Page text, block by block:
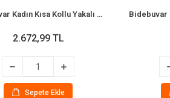
Bidebuvar Kadın Kısa Kollu Yakalı Onu Düğmeli File Detaylı Modal Ceket Ve Pantolon Ikili Tanım
2.672,99 TL
Sepete Ekle